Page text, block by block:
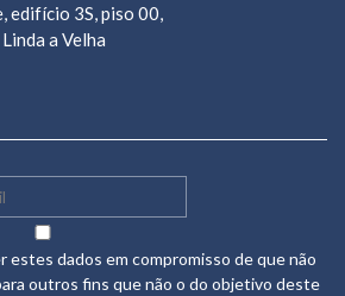
edifício 3S, piso 00,
a Velha
estes dados em compromisso de que não
outros fins que não o do objetivo deste